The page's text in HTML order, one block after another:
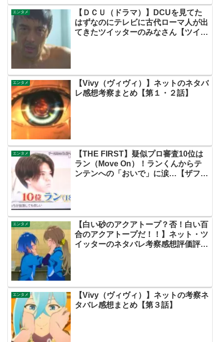
エンタメ
【ＤＣＵ（ドラマ）】DCUを見てた
はずなのにテレビに古代ローマ人が出
てきたツイッターのみなさん【ツイッ
エンタメ
【Vivy（ヴィヴィ）】ネットのネタバ
レ感想考察まとめ【第１・２話】
エンタメ
【THE FIRST】疑似プロ審査10位は
ラン（Move On）！ランくんからテ
ンテンへの「おいで」に涙…【ザファ
エンタメ
【白い砂のアクアトープ？否！白い百
合のアクアトープだ！！】ネット・ツ
イッターのネタバレ考察感想評価評判
エンタメ
【Vivy（ヴィヴィ）】ネットの考察ネ
タバレ感想まとめ【第３話】